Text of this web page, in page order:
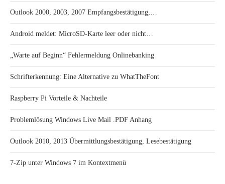
Outlook 2000, 2003, 2007 Empfangsbestätigung,…
Android meldet: MicroSD-Karte leer oder nicht…
„Warte auf Beginn“ Fehlermeldung Onlinebanking
Schrifterkennung: Eine Alternative zu WhatTheFont
Raspberry Pi Vorteile & Nachteile
Problemlösung Windows Live Mail .PDF Anhang
Outlook 2010, 2013 Übermittlungsbestätigung, Lesebestätigung
7-Zip unter Windows 7 im Kontextmenü